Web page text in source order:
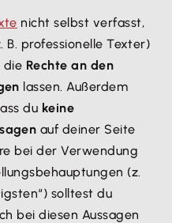
nicht selbst verfasst,
B. professionelle Texter)
die Rechte an den
lassen. Außerdem
du keine
auf deiner Seite
bei der Verwendung
(z.
solltest du
bei diesen Aussagen